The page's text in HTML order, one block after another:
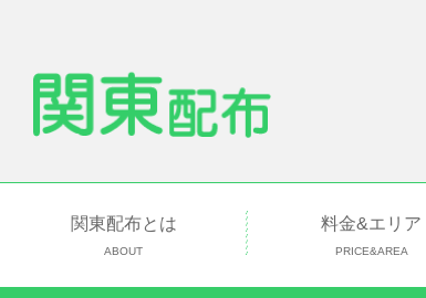
関東配布とは
ABOUT
料金&エリア
PRICE&AREA